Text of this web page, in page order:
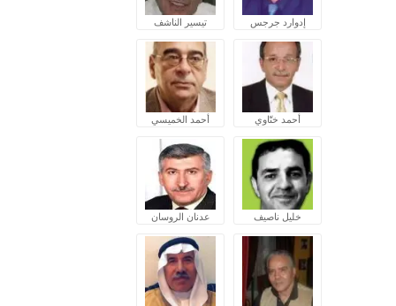
إدوارد جرجس تيسير الناشف
أحمد ختّاوي أحمد الخميسي
خليل ناصيف عدنان الروسان